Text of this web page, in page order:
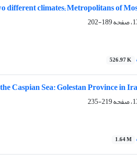
different climates; Metropolitans of
189-202
526.97 K
Caspian Sea: Golestan Province in
219-235
1.64 M